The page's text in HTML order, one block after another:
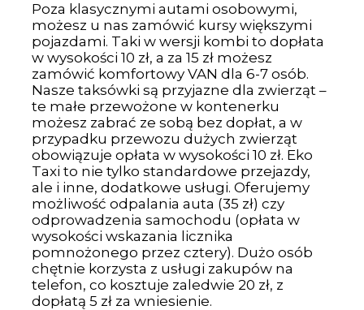
Poza klasycznymi autami osobowymi,
możesz u nas zamówić kursy większymi
pojazdami. Taki w wersji kombi to dopłata
w wysokości 10 zł, a za 15 zł możesz
zamówić komfortowy VAN dla 6-7 osób.
Nasze taksówki są przyjazne dla zwierząt –
te małe przewożone w kontenerku
możesz zabrać ze sobą bez dopłat, a w
przypadku przewozu dużych zwierząt
obowiązuje opłata w wysokości 10 zł. Eko
Taxi to nie tylko standardowe przejazdy,
ale i inne, dodatkowe usługi. Oferujemy
możliwość odpalania auta (35 zł) czy
odprowadzenia samochodu (opłata w
wysokości wskazania licznika
pomnożonego przez cztery). Dużo osób
chętnie korzysta z usługi zakupów na
telefon, co kosztuje zaledwie 20 zł, z
dopłatą 5 zł za wniesienie.